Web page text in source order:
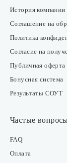
История компании
Соглашение на
Политика
Согласие на
Публичная оферта
Бонусная система
Результаты СОУТ
Частые
FAQ
Оплата